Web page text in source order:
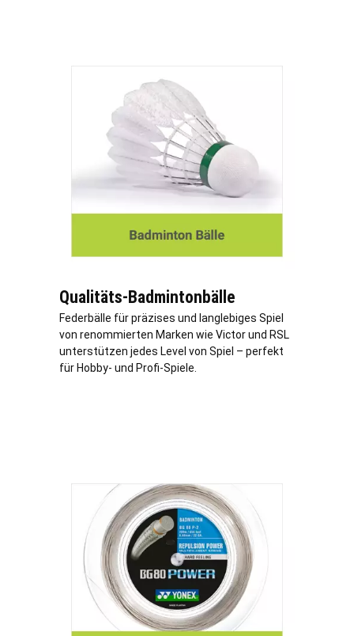
Qualitäts-Badmintonbälle
Federbälle für präzises und langlebiges Spiel
von renommierten Marken wie Victor und RSL
unterstützen jedes Level von Spiel – perfekt
für Hobby- und Profi-Spiele.